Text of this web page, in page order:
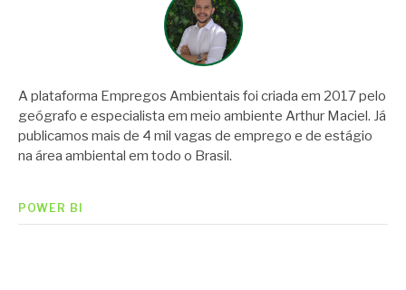
A plataforma Empregos Ambientais foi criada em 2017 pelo
geógrafo e especialista em meio ambiente Arthur Maciel. Já
publicamos mais de 4 mil vagas de emprego e de estágio
na área ambiental em todo o Brasil.
POWER BI